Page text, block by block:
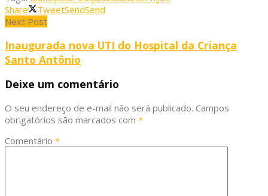
Share
TweetSendSend
Next Post
Inaugurada nova UTI do Hospital da Criança
Santo Antônio
Deixe um comentário
O seu endereço de e-mail não será publicado. Campos
obrigatórios são marcados com *
Comentário *